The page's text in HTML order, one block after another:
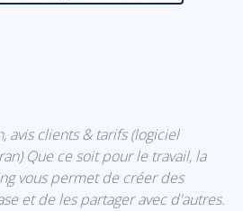
avis clients & tarifs (logiciel
Que ce soit pour le travail, la
vous permet de créer des
et de les partager avec d'autres.